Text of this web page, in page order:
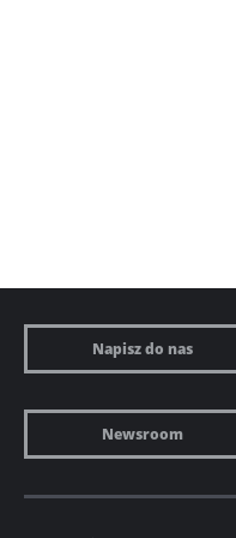
Napisz do nas
Newsroom